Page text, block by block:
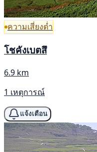
ความเสี่ยงต่ำ
โชคังเบตสึ
6.9 km
1 เหตุการณ์
แจ้งเตือน